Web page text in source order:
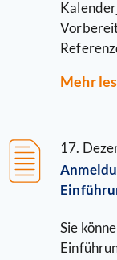
Mehr
17.
Sie